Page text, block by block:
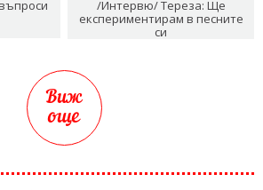
/Интервю/ Тереза: Ще
експериментирам в песните
си
Виж
още